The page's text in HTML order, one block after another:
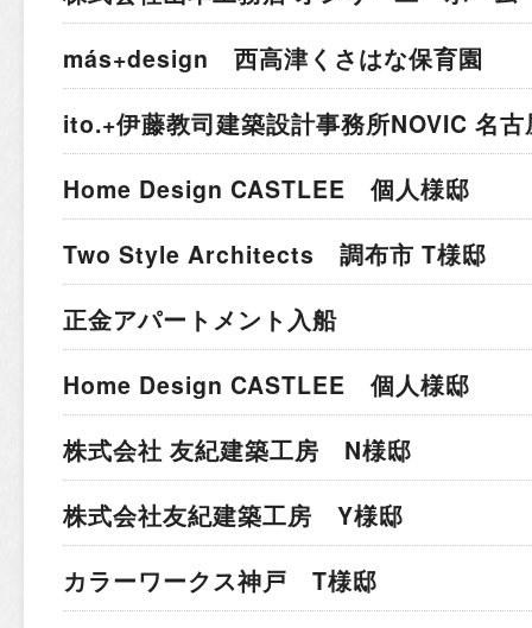
más+design 西高津くさはな保育園
ito.+伊藤教司建築設計事務所NOVIC 名
Home Design CASTLEE 個人様邸
Two Style Architects 調布市 T様邸
正金アパートメント入船
Home Design CASTLEE 個人様邸
株式会社 友紀建築工房 N様邸
株式会社友紀建築工房 Y様邸
カラーワークス神戸 T様邸